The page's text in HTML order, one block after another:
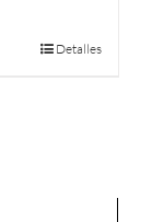
Detalles